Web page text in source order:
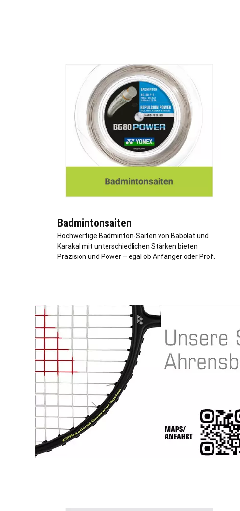
Badmintonsaiten
Hochwertige Badminton-Saiten von Babolat und
Karakal mit unterschiedlichen Stärken bieten
Präzision und Power – egal ob Anfänger oder Profi.